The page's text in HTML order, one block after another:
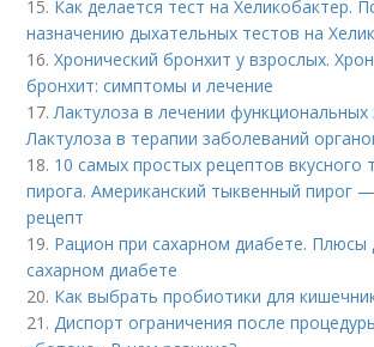
15. Как делается тест на Хеликобактер.
назначению дыхательных тестов на
16.Хронический бронхит у взрослых.
бронхит: симптомы и лечение
17.Лактулоза в лечении функциональных
Лактулоза в терапии заболеваний
18. 10 самых простых рецептов вкусного
пирога. Американский тыквенный пирог
рецепт
19. Рацион при сахарном диабете. Плюсы
сахарном диабете
20. Как выбрать пробиотики для
21.Диспорт ограничения после